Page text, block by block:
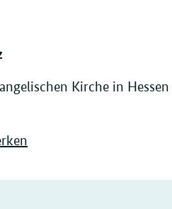
Kirche in Hessen